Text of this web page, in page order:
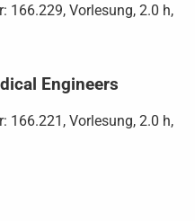
166.229, Vorlesung, 2.0 h,
Engineers
166.221, Vorlesung, 2.0 h,